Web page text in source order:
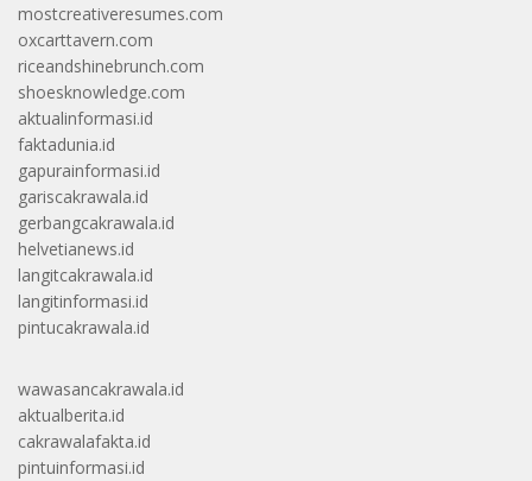
mostcreativeresumes.com
oxcarttavern.com
riceandshinebrunch.com
shoesknowledge.com
aktualinformasi.id
faktadunia.id
gapurainformasi.id
gariscakrawala.id
gerbangcakrawala.id
helvetianews.id
langitcakrawala.id
langitinformasi.id
pintucakrawala.id
wawasancakrawala.id
aktualberita.id
cakrawalafakta.id
pintuinformasi.id